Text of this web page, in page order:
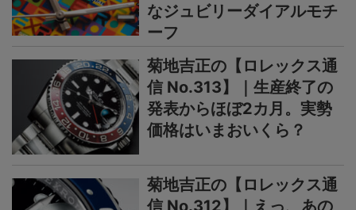
なジュビリーダイアルモチ
ーフ
菊地吉正の【ロレックス通
信 No.313】｜生産終了の
発表からほぼ2カ月。実勢
価格はいまおいくら？
菊地吉正の【ロレックス通
信 No.312】｜えっ、あの